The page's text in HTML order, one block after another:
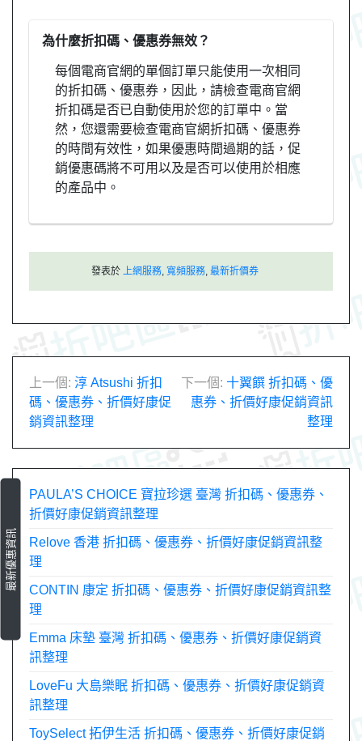
為什麼折扣碼、優惠券無效？
每個電商官網的單個訂單只能使用一次相同
的折扣碼、優惠券，因此，請檢查電商官網
折扣碼是否已自動使用於您的訂單中。當
然，您還需要檢查電商官網折扣碼、優惠券
的時間有效性，如果優惠時間過期的話，促
銷優惠碼將不可用以及是否可以使用於相應
的產品中。
發表於 上網服務 寬頻服務 最新折價券
文
章
導
上一個: 淳 Atsushi 折扣
碼、優惠券、折價好康促
銷資訊整理
下一個: 十翼饌 折扣碼、優
惠券、折價好康促銷資訊
整理
最新優惠資訊
PAULA’S CHOICE 寶拉珍選 臺灣 折扣碼、優惠券、
折價好康促銷資訊整理
Relove 香港 折扣碼、優惠券、折價好康促銷資訊整
理
CONTIN 康定 折扣碼、優惠券、折價好康促銷資訊整
理
Emma 床墊 臺灣 折扣碼、優惠券、折價好康促銷資
訊整理
LoveFu 大島樂眠 折扣碼、優惠券、折價好康促銷資
訊整理
ToySelect 拓伊生活 折扣碼、優惠券、折價好康促銷